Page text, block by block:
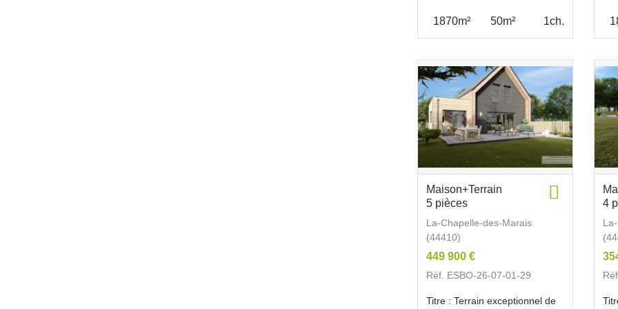
1870m² 50m² 1ch.
Maison+Terrain
5 pièces
La-Chapelle-des-Marais
(44410)
449 900 €
Réf. ESBO-26-07-01-29
Titre : Terrain exceptionnel de
4